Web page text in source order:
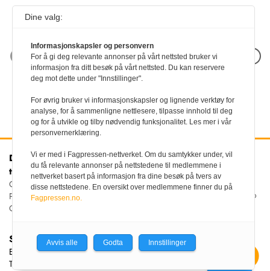
Neste artikkel
Den norske
tannlegeforenings Tidende
Christiania Torv 5, 0158 Oslo
Postboks 2073 Vika, 0125
OSLO
Kontakt oss
Tlf:22 54 74 00
E-post:
tidende@tannlegeforeningen.no
Sjefredaktør
Ellen Beate Dyvi
Tidende redigeres etter
Dine valg:
Informasjonskapsler og personvern
For å gi deg relevante annonser på vårt nettsted bruker vi
informasjon fra ditt besøk på vårt nettsted. Du kan reservere
deg mot dette under "Innstillinger".
For øvrig bruker vi informasjonskapsler og lignende verktøy for
analyse, for å sammenligne nettlesere, tilpasse innhold til deg
og for å utvikle og tilby nødvendig funksjonalitet. Les mer i vår
personvernerklæring.
Vi er med i Fagpressen-nettverket. Om du samtykker under, vil
du få relevante annonser på nettstedene til medlemmene i
nettverket basert på informasjon fra dine besøk på tvers av
disse nettstedene. En oversikt over medlemmene finner du på
Fagpressen.no.
Avvis alle Godta Innstillinger